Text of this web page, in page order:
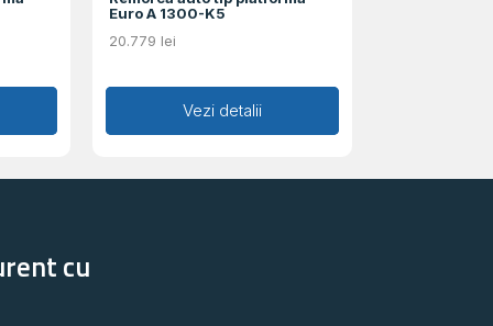
Euro A 1300-K5
20.779 lei
Adaugă în coș
Vezi detalii
cu